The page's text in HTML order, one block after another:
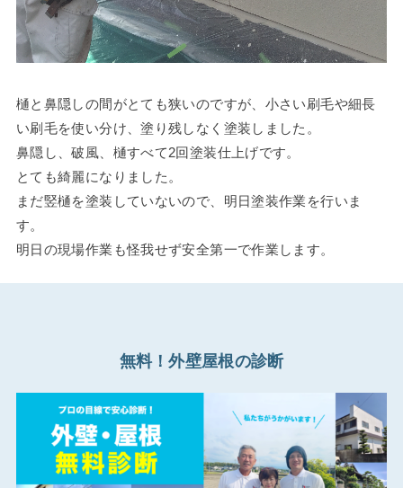
樋と鼻隠しの間がとても狭いのですが、小さい刷毛や細長
い刷毛を使い分け、塗り残しなく塗装しました。
鼻隠し、破風、樋すべて2回塗装仕上げです。
とても綺麗になりました。
まだ竪樋を塗装していないので、明日塗装作業を行いま
す。
明日の現場作業も怪我せず安全第一で作業します。
無料！外壁屋根の診断